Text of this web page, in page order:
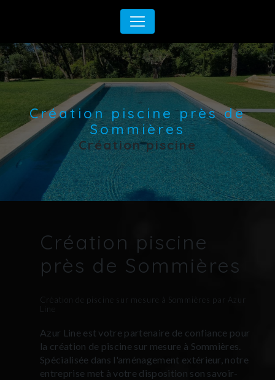
Création piscine près de
Sommières
Création piscine
Création piscine
près de Sommières
Création de piscine sur mesure à Sommières par Azur
Line
Azur Line est votre partenaire de confiance pour
la création de piscine sur mesure à Sommières.
Spécialisée dans l'aménagement extérieur, notre
entreprise met à votre disposition son savoir-
Panneau de gestion des cookies